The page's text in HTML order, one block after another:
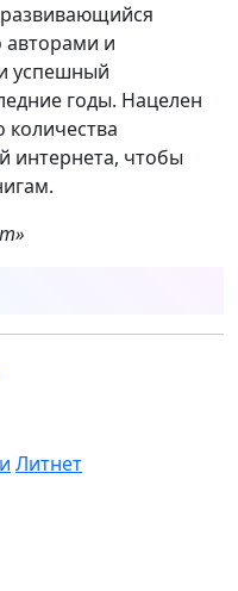
авторами и
успешный
годы. Нацелен
интернета, чтобы
Литнет